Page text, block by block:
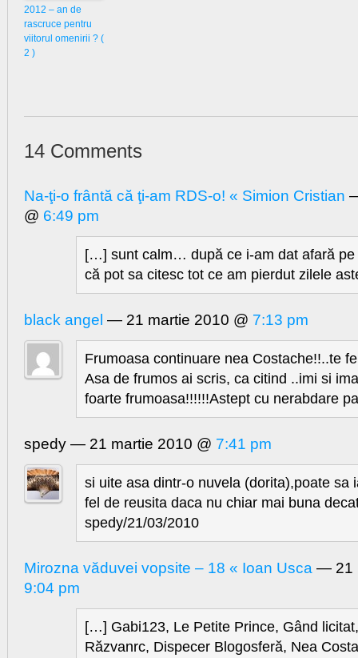
2012 – an de
rascruce pentru
viitorul omenirii ? (
2 )
14 Comments
Na-ţi-o frântă că ţi-am RDS-o! « Simion Cristian
@ 6:49 pm
[…] sunt calm… după ce i-am dat afară pe
că pot sa citesc tot ce am pierdut zilele
black angel — 21 martie 2010 @ 7:13 pm
Frumoasa continuare nea Costache!!..te
Asa de frumos ai scris, ca citind ..imi si
foarte frumoasa!!!!!!Astept cu nerabdare
spedy — 21 martie 2010 @ 7:41 pm
si uite asa dintr-o nuvela (dorita),poate
fel de reusita daca nu chiar mai buna
spedy/21/03/2010
Mirozna văduvei vopsite – 18 « Ioan Usca — 21
9:04 pm
[…] Gabi123, Le Petite Prince, Gând
Răzvanrc, Dispecer Blogosferă, Nea